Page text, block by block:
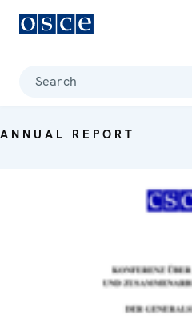
Search
ANNUAL REPORT